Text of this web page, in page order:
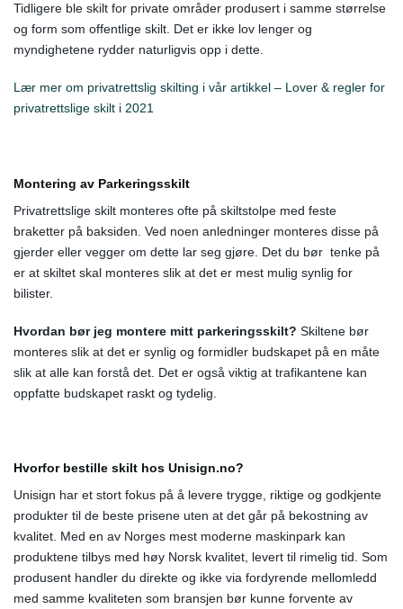
Tidligere ble skilt for private områder produsert i samme størrelse
og form som offentlige skilt. Det er ikke lov lenger og
myndighetene rydder naturligvis opp i dette.
Lær mer om privatrettslig skilting i vår artikkel – Lover & regler for
privatrettslige skilt i 2021
Montering av Parkeringsskilt
Privatrettslige skilt monteres ofte på skiltstolpe med feste
braketter på baksiden. Ved noen anledninger monteres disse på
gjerder eller vegger om dette lar seg gjøre. Det du bør tenke på
er at skiltet skal monteres slik at det er mest mulig synlig for
bilister.
Hvordan bør jeg montere mitt parkeringsskilt? Skiltene bør
monteres slik at det er synlig og formidler budskapet på en måte
slik at alle kan forstå det. Det er også viktig at trafikantene kan
oppfatte budskapet raskt og tydelig.
Hvorfor bestille skilt hos Unisign.no?
Unisign har et stort fokus på å levere trygge, riktige og godkjente
produkter til de beste prisene uten at det går på bekostning av
kvalitet. Med en av Norges mest moderne maskinpark kan
produktene tilbys med høy Norsk kvalitet, levert til rimelig tid. Som
produsent handler du direkte og ikke via fordyrende mellomledd
med samme kvaliteten som bransjen bør kunne forvente av